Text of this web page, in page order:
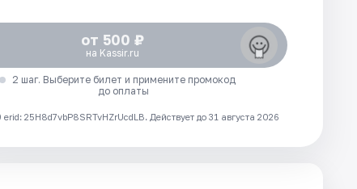
от 500 ₽
на Kassir.ru
2 шаг. Выберите билет и примените промокод
до оплаты
25H8d7vbP8SRTvHZrUcdLB. Действует до 31 августа 2026